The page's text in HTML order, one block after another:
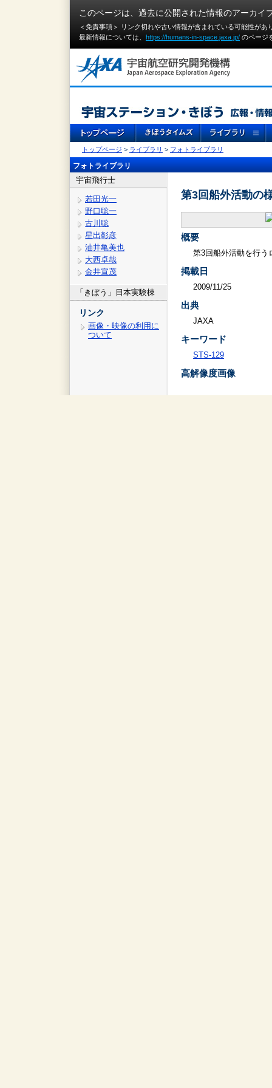
このページは、過去に公開された情報のアーカイ
＜免責事項＞ リンク切れや古い情報が含まれている可能性が
最新情報については、 https://humans-in-space.jaxa.jp/ のページ
トップページ > ライブラリ > フォトライブラリ
フォトライブラリ
宇宙飛行士
若田光一
野口聡一
古川聡
星出彰彦
油井亀美也
大西卓哉
金井宣茂
「きぼう」日本実験棟
リンク
画像・映像の利用に
ついて
第3回船外活動の
概要
第3回船外活動を行う
掲載日
2009/11/25
出典
JAXA
キーワード
STS-129
高解像度画像